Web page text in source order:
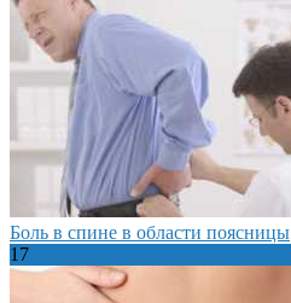
Боль в спине в области поясницы
17